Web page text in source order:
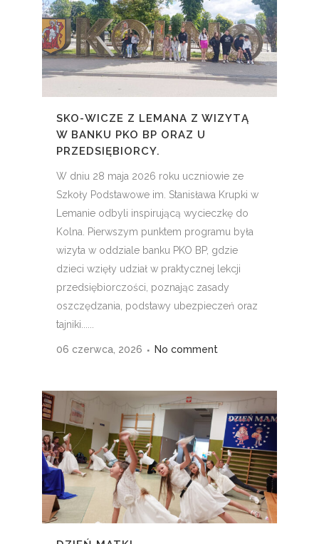
SKO-WICZE Z LEMANA Z WIZYTĄ
W BANKU PKO BP ORAZ U
PRZEDSIĘBIORCY.
W dniu 28 maja 2026 roku uczniowie ze
Szkoły Podstawowe im. Stanisława Krupki w
Lemanie odbyli inspirującą wycieczkę do
Kolna. Pierwszym punktem programu była
wizyta w oddziale banku PKO BP, gdzie
dzieci wzięły udział w praktycznej lekcji
przedsiębiorczości, poznając zasady
oszczędzania, podstawy ubezpieczeń oraz
tajniki......
06 czerwca, 2026 No comment